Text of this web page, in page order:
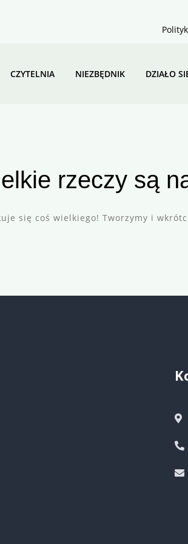
CZYTELNIA NIEZBĘDNIK DZIAŁO
rzeczy są
się coś wielkiego! Tworzymy i